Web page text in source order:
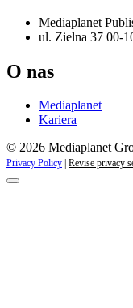
Mediaplanet
ul. Zielna 37 00-
O nas
Mediaplanet
Kariera
© 2026 Mediaplanet
Privacy Policy Revise privacy